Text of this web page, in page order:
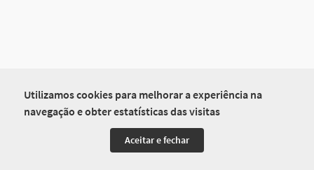
Utilizamos cookies para melhorar a experiência na
navegação e obter estatísticas das visitas
Aceitar e fechar